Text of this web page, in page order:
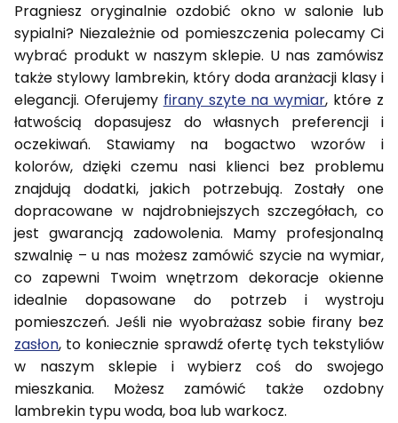
Pragniesz oryginalnie ozdobić okno w salonie lub
sypialni? Niezależnie od pomieszczenia polecamy Ci
wybrać produkt w naszym sklepie. U nas zamówisz
także stylowy lambrekin, który doda aranżacji klasy i
elegancji. Oferujemy firany szyte na wymiar, które z
łatwością dopasujesz do własnych preferencji i
oczekiwań. Stawiamy na bogactwo wzorów i
kolorów, dzięki czemu nasi klienci bez problemu
znajdują dodatki, jakich potrzebują. Zostały one
dopracowane w najdrobniejszych szczegółach, co
jest gwarancją zadowolenia. Mamy profesjonalną
szwalnię – u nas możesz zamówić szycie na wymiar,
co zapewni Twoim wnętrzom dekoracje okienne
idealnie dopasowane do potrzeb i wystroju
pomieszczeń. Jeśli nie wyobrażasz sobie firany bez
zasłon, to koniecznie sprawdź ofertę tych tekstyliów
w naszym sklepie i wybierz coś do swojego
mieszkania. Możesz zamówić także ozdobny
lambrekin typu woda, boa lub warkocz.